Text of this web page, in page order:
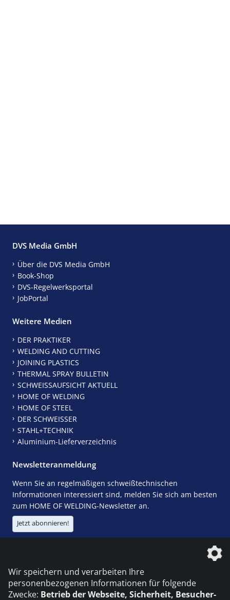
DVS Media GmbH
Über die DVS Media GmbH
Book-Shop
DVS-Regelwerksportal
JobPortal
Weitere Medien
DER PRAKTIKER
WELDING AND CUTTING
JOINING PLASTICS
THERMAL SPRAY BULLETIN
SCHWEISSAUFSICHT AKTUELL
HOME OF WELDING
HOME OF STEEL
DER SCHWEISSER
STAHL+TECHNIK
Aluminium-Lieferverzeichnis
Newsletteranmeldung
Wenn Sie an regelmäßigen schweißtechnischen
Informationen interessiert sind, melden Sie sich am besten
zum HOME OF WELDING-Newsletter an.
Jetzt abonnieren!
Die DVS Media GmbH ist ein Unternehmen der
Wir speichern und verarbeiten Ihre
personenbezogenen Informationen für folgende
Zwecke: Betrieb der Webseite, Sicherheit, Besucher-